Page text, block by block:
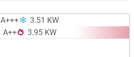
A+++
3.51 KW
A++
3.95 KW